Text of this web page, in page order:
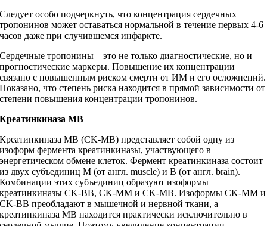
Следует особо подчеркнуть, что концентрация сердечных
тропонинов может оставаться нормальной в течение первых 4-6
часов даже при случившемся инфаркте.
Сердечные тропонины – это не только диагностические, но и
прогностические маркеры. Повышение их концентрации
связано с повышенным риском смерти от ИМ и его осложнений.
Показано, что степень риска находится в прямой зависимости от
степени повышения концентрации тропонинов.
Креатинкиназа МВ
Креатинкиназа МВ (CK-MB) представляет собой одну из
изоформ фермента креатинкиназы, участвующего в
энергетическом обмене клеток. Фермент креатинкиназа состоит
из двух субъединиц M (от англ. muscle) и B (от англ. brain).
Комбинации этих субъединиц образуют изоформы
креатинкиназы CK-BB, CK-MM и CK-MB. Изоформы CK-MM и
CK-BB преобладают в мышечной и нервной ткани, а
креатинкиназа MB находится практически исключительно в